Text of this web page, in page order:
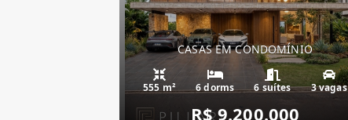
CASAS EM CONDOMÍNIO
555 m² 6 dorms 6 suítes 3 vagas
R$ 9.200.000